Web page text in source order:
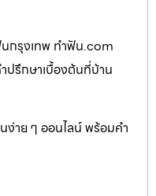
กรุงเทพ ทำฟัน.com
ปรึกษาเบื้องต้นที่บ้าน
ง่าย ๆ ออนไลน์ พร้อมคำ